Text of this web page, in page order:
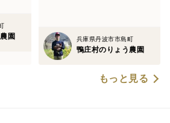
園 兵庫県丹波市市島町
鴨庄村のりょう農園
もっと見る